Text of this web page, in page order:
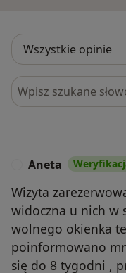
Szukaj w opiniach
Aneta
Wizyta
widoczna u nich w
wolnego okienka
poinformowano
się do 8 tygodni ,